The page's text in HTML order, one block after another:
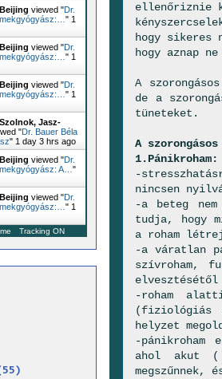
ellenőriznie
hogy sikeres
hogy aznap
A
de a
tüneteket.
A
1.Pánikroham:
-
nincsen
-a beteg
tudja, hogy
a roham
-a váratlan
szívroham,
-roham
(fiziológiás
helyzet
-pánikroham
ahol akut (
Beijing viewed "Dr.
" 1
Beijing viewed "Dr.
" 1
Beijing viewed "Dr.
" 1
Szolnok, Jasz-
"Dr. Bauer Béla
" 1 day 3 hrs ago
Beijing viewed "Dr.
A… "
Beijing viewed "Dr.
" 1
Tracking ON